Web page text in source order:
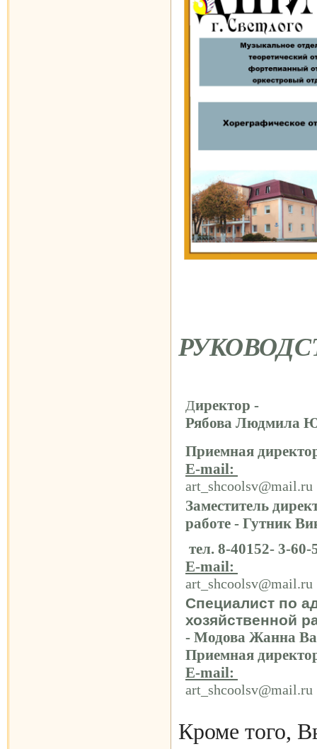
Директор -
Рябова Людмила
Приемная
Е-mail:
art_shcoolsv@mail.ru
Заместитель
работе - Гутник
тел. 8-40152- 3-60-
Е-mail:
art_shcoolsv@mail.ru
Специалист по
хозяйственной
- Модова Жанна
Приемная
Е-mail:
art_shcoolsv@mail.ru
Кроме того,